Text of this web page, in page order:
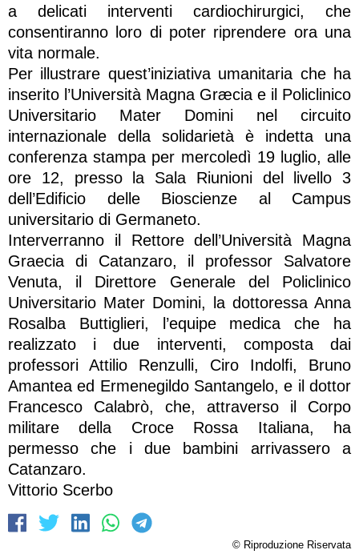
a delicati interventi cardiochirurgici, che
consentiranno loro di poter riprendere ora una
vita normale.
Per illustrare quest’iniziativa umanitaria che ha
inserito l’Università Magna Græcia e il Policlinico
Universitario Mater Domini nel circuito
internazionale della solidarietà è indetta una
conferenza stampa per mercoledì 19 luglio, alle
ore 12, presso la Sala Riunioni del livello 3
dell’Edificio delle Bioscienze al Campus
universitario di Germaneto.
Interverranno il Rettore dell’Università Magna
Graecia di Catanzaro, il professor Salvatore
Venuta, il Direttore Generale del Policlinico
Universitario Mater Domini, la dottoressa Anna
Rosalba Buttiglieri, l’equipe medica che ha
realizzato i due interventi, composta dai
professori Attilio Renzulli, Ciro Indolfi, Bruno
Amantea ed Ermenegildo Santangelo, e il dottor
Francesco Calabrò, che, attraverso il Corpo
militare della Croce Rossa Italiana, ha
permesso che i due bambini arrivassero a
Catanzaro.
Vittorio Scerbo
© Riproduzione Riservata